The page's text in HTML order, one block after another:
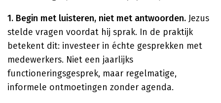
1. Begin met luisteren, niet met antwoorden. Jezus
stelde vragen voordat hij sprak. In de praktijk
betekent dit: investeer in échte gesprekken met
medewerkers. Niet een jaarlijks
functioneringsgesprek, maar regelmatige,
informele ontmoetingen zonder agenda.